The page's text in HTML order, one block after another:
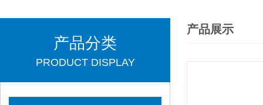
产品分类
PRODUCT DISPLAY
产品展示